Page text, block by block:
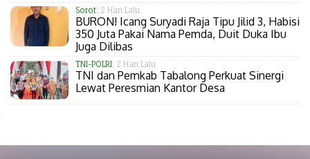
Sorot, 2 Hari Lalu
BURON! Icang Suryadi Raja Tipu Jilid 3, Habisi
350 Juta Pakai Nama Pemda, Duit Duka Ibu
Juga Dilibas
TNI-POLRI, 2 Hari Lalu
TNI dan Pemkab Tabalong Perkuat Sinergi
Lewat Peresmian Kantor Desa